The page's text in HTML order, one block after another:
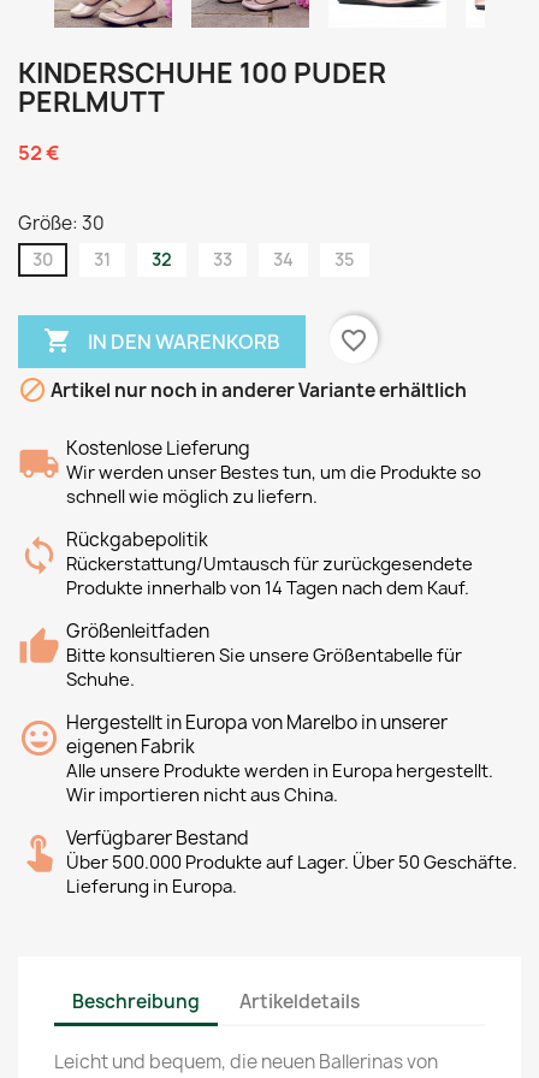
KINDERSCHUHE 100 PUDER
PERLMUTT
52 €
Größe: 30
30 31 32 33 34 35
 IN DEN WARENKORB
favorite_border
 Artikel nur noch in anderer Variante erhältlich
Kostenlose Lieferung
Wir werden unser Bestes tun, um die Produkte so
schnell wie möglich zu liefern.
Rückgabepolitik
Rückerstattung/Umtausch für zurückgesendete
Produkte innerhalb von 14 Tagen nach dem Kauf.
Größenleitfaden
Bitte konsultieren Sie unsere Größentabelle für
Schuhe.
Hergestellt in Europa von Marelbo in unserer
eigenen Fabrik
Alle unsere Produkte werden in Europa hergestellt.
Wir importieren nicht aus China.
Verfügbarer Bestand
Über 500.000 Produkte auf Lager. Über 50 Geschäfte.
Lieferung in Europa.
Beschreibung Artikeldetails
Leicht und bequem, die neuen Ballerinas von